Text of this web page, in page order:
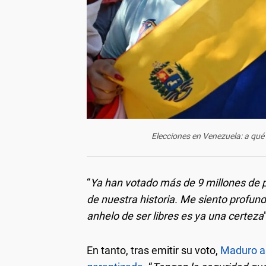
Elecciones en Venezuela: a
“Ya han votado más de 9 millones
de nuestra historia. Me siento
anhelo de ser libres es ya una certeza
En tanto, tras emitir su voto, Maduro